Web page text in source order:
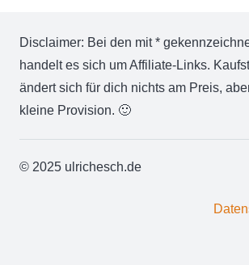
Disclaimer: Bei den mit *
handelt es sich um Affiliate-Links.
ändert sich für dich nichts am Preis,
kleine Provision. 🙂
© 2025 ulrichesch.de